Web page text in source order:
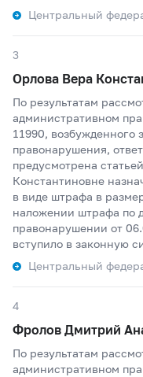
Центральный
3
Орлова Вера
По результатам
административном
11990, возбужденного
правонарушения,
предусмотрена
Константиновне
в виде штрафа в
наложении штрафа по
правонарушении от
вступило в законную
Центральный
4
Фролов Дмитрий
По результатам
административном